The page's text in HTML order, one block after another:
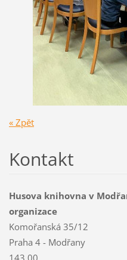
« Zpět
Kontakt
Husova knihovna v
organizace
Komořanská 35/12
Praha 4 - Modřany
143 00